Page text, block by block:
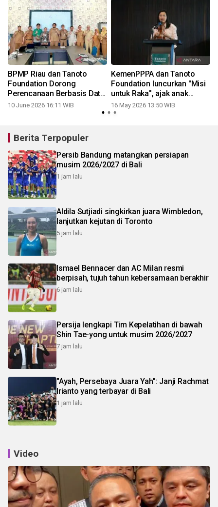
BPMP Riau dan Tanoto
Foundation Dorong
Perencanaan Berbasis Data
untuk Tingkatkan Mutu
10 June 2026 16:11 WIB
KemenPPPA dan Tanoto
Foundation luncurkan "Misi
untuk Raka", ajak anak
kurangi waktu layar
16 May 2026 13:50 WIB
Berita Terpopuler
Persib Bandung matangkan persiapan
musim 2026/2027 di Bali
1 jam lalu
Aldila Sutjiadi singkirkan juara Wimbledon,
lanjutkan kejutan di Toronto
5 jam lalu
Ismael Bennacer dan AC Milan resmi
berpisah, tujuh tahun kebersamaan berakhir
6 jam lalu
Persija lengkapi Tim Kepelatihan di bawah
Shin Tae-yong untuk musim 2026/2027
7 jam lalu
"Ayah, Persebaya Juara Yah": Janji Rachmat
Irianto yang terbayar di Bali
1 jam lalu
Video